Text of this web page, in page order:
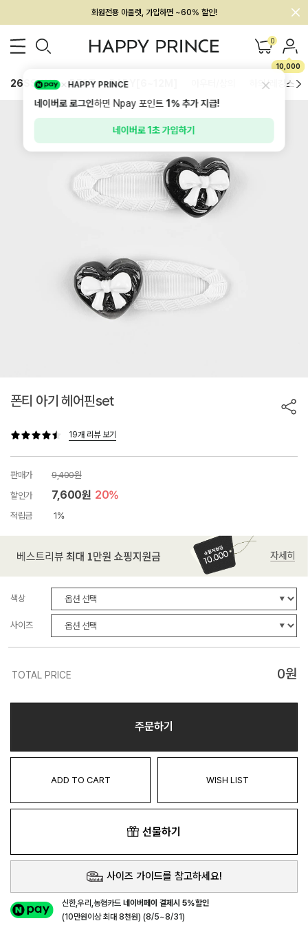
회원전용 아울렛, 가입하면 ~60% 할인!
멤버십 최대 28,000원 혜택 0
10,000
26SS 신상 BEST BABY[6~12M] 하의/레깅스
폰티 아기 헤어핀set
19개 리뷰 보기
판매가
9,400원
할인가
7,600원 20%
적립금 1%
색상
사이즈
TOTAL PRICE 0원
주문하기
ADD TO CART WISH LIST
선물하기
사이즈 가이드를 참고하세요!
신한,우리,농협카드네이버페이 결제시 5%할인
(10만원이상 최대 8천원) (8/5~8/31)
HAPPY PRINCE
네이버로 로그인하면 Npay 포인트1%추가 지급!
네이버로 1초 가입하기